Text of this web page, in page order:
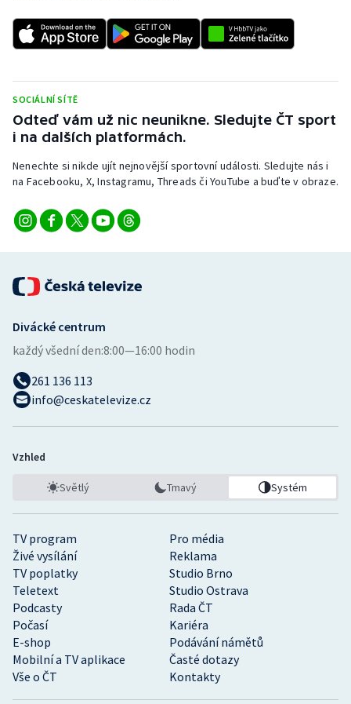
SOCIÁLNÍ SÍTĚ
Odteď vám už nic neunikne. Sledujte ČT sport
i na dalších platformách.
Nenechte si nikde ujít nejnovější sportovní události. Sledujte nás i
na Facebooku, X, Instagramu, Threads či YouTube a buďte v obraze.
TV program
Pro média
Živé vysílání
Reklama
TV poplatky
Studio Brno
Teletext
Studio Ostrava
Podcasty
Rada ČT
Počasí
Kariéra
E-shop
Podávání námětů
Mobilní a TV aplikace
Časté dotazy
Vše o ČT
Kontakty
Divácké centrum
každý všední den:8:00—16:00 hodin
261 136 113
info@ceskatelevize.cz
Vzhled
Světlý Tmavý Systém